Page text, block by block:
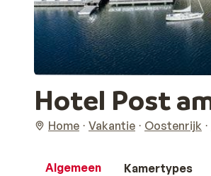
Hotel Post
Home Vakantie Oostenrijk
Algemeen Kamertypes